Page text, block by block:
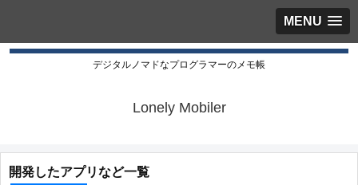
MENU
デジタルノマドなプログラマーのメモ帳
Lonely Mobiler
開発したアプリなど一覧